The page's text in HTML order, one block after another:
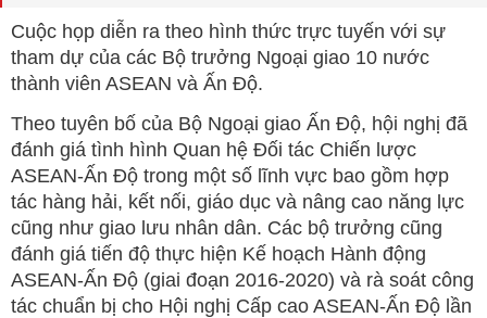
Cuộc họp diễn ra theo hình thức trực tuyến với sự
tham dự của các Bộ trưởng Ngoại giao 10 nước
thành viên ASEAN và Ấn Độ.
Theo tuyên bố của Bộ Ngoại giao Ấn Độ, hội nghị đã
đánh giá tình hình Quan hệ Đối tác Chiến lược
ASEAN-Ấn Độ trong một số lĩnh vực bao gồm hợp
tác hàng hải, kết nối, giáo dục và nâng cao năng lực
cũng như giao lưu nhân dân. Các bộ trưởng cũng
đánh giá tiến độ thực hiện Kế hoạch Hành động
ASEAN-Ấn Độ (giai đoạn 2016-2020) và rà soát công
tác chuẩn bị cho Hội nghị Cấp cao ASEAN-Ấn Độ lần